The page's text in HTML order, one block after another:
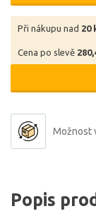
Při nákupu nad 20
Cena po slevě
Možnost
Popis